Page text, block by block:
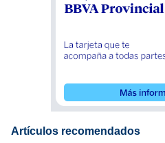
Artículos recomendados